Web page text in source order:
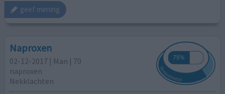
geef mening
Naproxen
02-12-2017 | Man | 70
naproxen
Nekklachten